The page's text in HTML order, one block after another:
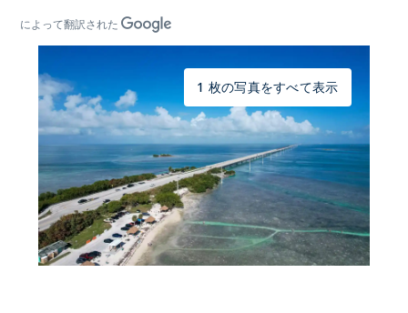
によって翻訳された
1 枚の写真をすべて表示